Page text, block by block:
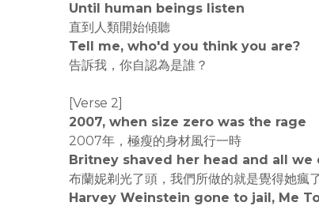
Until human beings listen
直到人類開始傾聽
Tell me, who'd you think you are?
告訴我，你自認為是誰？
[Verse 2]
2007, when size zero was the rage⁣⁣⁣
2007年，極瘦的身材風行一時
Britney shaved her head and all we
布蘭妮剃光了頭，我們所做的就是覺得她瘋
Harvey Weinstein gone to jail⁣⁣⁣, Me